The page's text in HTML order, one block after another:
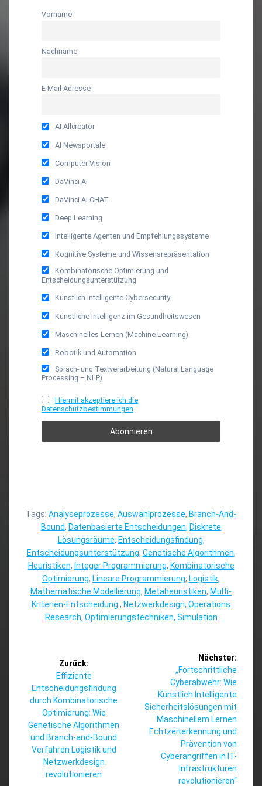
Vorname
Nachname
E-Mail-Adresse
AI Allcreator
AI Newsportale
Computer Vision
DaVinci AI
DaVinci AI CHAT
Deep Learning
Intelligente Agenten und Empfehlungssysteme
Kognitive Systeme und Wissensrepräsentation
Kombinatorische Optimierung und
Entscheidungsunterstützung
Künstlich Intelligente Cybersecurity
Künstliche Intelligenz im Gesundheitswesen
Maschinelles Lernen (Machine Learning)
Robotik und Automation
Sprach- und Textverarbeitung (Natural Language
Processing – NLP)
Hiermit akzeptiere ich die
Datenschutzbestimmungen
Tags: Analyseprozesse, Auswahlprozesse, Branch-And-
Bound, Datenbasierte Entscheidungen, Diskrete
Lösungsräume, Entscheidungsfindung,
Entscheidungsunterstützung, Genetische Algorithmen,
Heuristiken, Integer Programmierung, Kombinatorische
Optimierung, Lineare Programmierung, Logistik,
Mathematische Modellierung, Metaheuristiken, Multi-
Kriterien-Entscheidung. , Netzwerkdesign, Operations
Research, Optimierungstechniken, Simulation
Zurück:
Vorheriger
Beitrag:
Effiziente
Entscheidungsfindung
durch Kombinatorische
Optimierung: Wie
Genetische Algorithmen
und Branch-and-Bound
Verfahren Logistik und
Netzwerkdesign
revolutionieren
Nächster:
Nächster
Beitrag:
„Fortschrittliche
Cyberabwehr: Wie
Künstlich Intelligente
Sicherheitslösungen mit
Maschinellem Lernen
Echtzeiterkennung und
Prävention von
Cyberangriffen in IT-
Infrastrukturen
revolutionieren“